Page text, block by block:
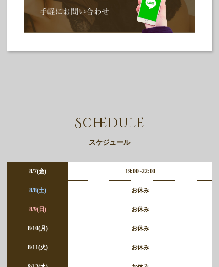
Schedule
スケジュール
8/7(金)
8/8(土)
8/9(日)
8/10(月)
8/11(火)
19:00~22:00
お休み
お休み
お休み
お休み